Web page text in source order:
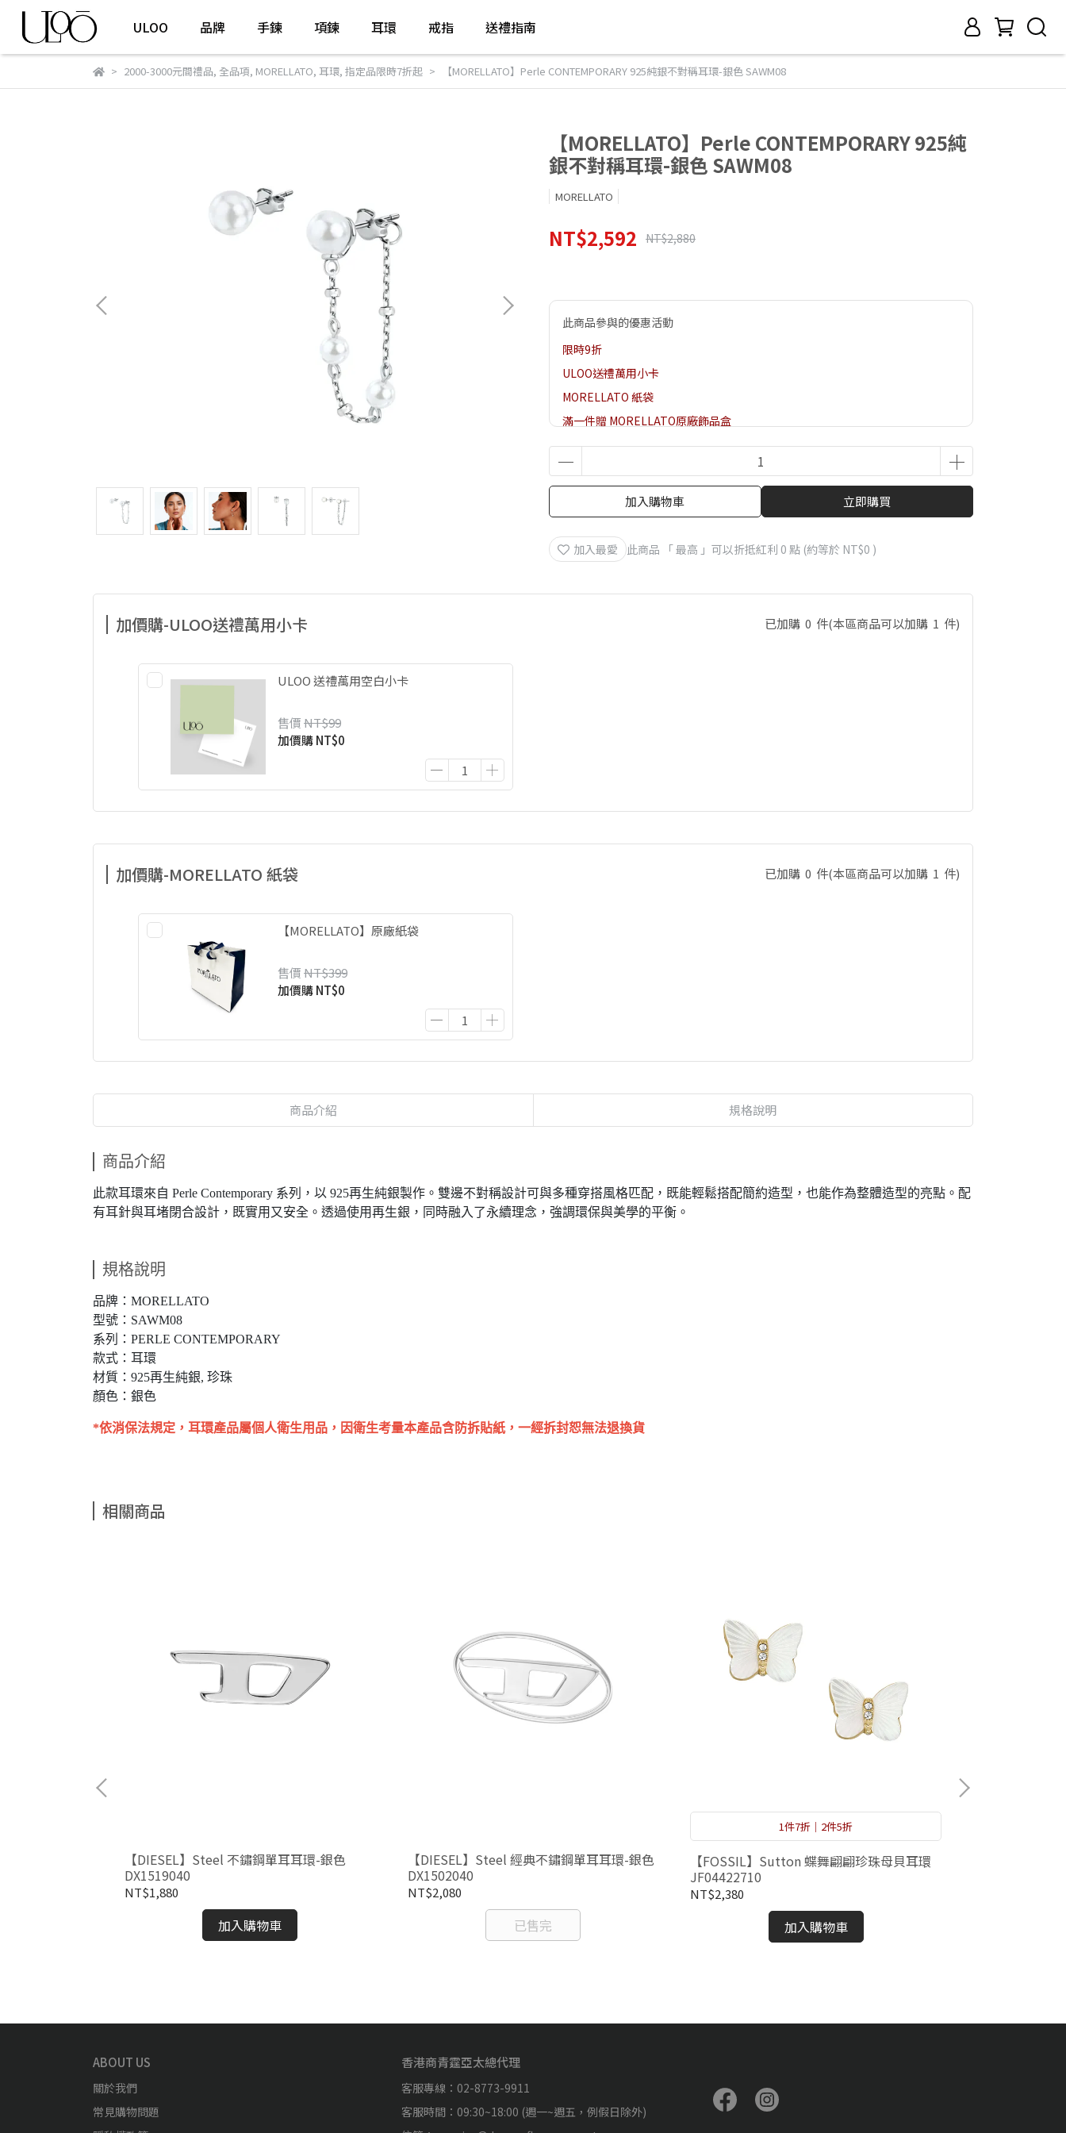
ULOO 品牌 手鍊 項鍊 耳環 戒指 送禮指南
2000-3000元間禮品, 全品項, MORELLATO, 耳環, 指定品限時7折起 【MORELLATO】Perle CONTEMPORARY 925純銀不對稱耳環-銀色 SAWM08
【MORELLATO】Perle CONTEMPORARY 925純
銀不對稱耳環-銀色 SAWM08
MORELLATO
NT$2,592 NT$2,880
此商品參與的優惠活動
限時9折
ULOO送禮萬用小卡
MORELLATO 紙袋
滿一件贈 MORELLATO原廠飾品盒
加入購物車 立即購買
加入最愛 此商品 「 最高 」可以折抵紅利 0 點 (約等於 NT$0 )
加價購-ULOO送禮萬用小卡 已加購 0 件(本區商品可以加購 1 件)
ULOO 送禮萬用空白小卡
售價NT$99
加價購NT$0
加價購-MORELLATO 紙袋 已加購 0 件(本區商品可以加購 1 件)
【MORELLATO】原廠紙袋
售價NT$399
加價購NT$0
商品介紹 規格說明
商品介紹
此款耳環來自 Perle Contemporary 系列，以 925再生純銀製作。雙邊不對稱設計可與多種穿搭風格匹配，既能輕鬆搭配簡約造型，也能作為整體造型的亮點。配
有耳針與耳堵閉合設計，既實用又安全。透過使用再生銀，同時融入了永續理念，強調環保與美學的平衡。
規格說明
品牌：MORELLATO
型號：SAWM08
系列：PERLE CONTEMPORARY
款式：耳環
材質：925再生純銀, 珍珠
顏色：銀色
*依消保法規定，耳環產品屬個人衛生用品，因衛生考量本產品含防拆貼紙，一經拆封恕無法退換貨
相關商品
【DIESEL】Steel 不鏽鋼單耳耳環-銀色
DX1519040
NT$1,880
加入購物車
【DIESEL】Steel 經典不鏽鋼單耳耳環-銀色
DX1502040
NT$2,080
已售完
1件7折｜2件5折
【FOSSIL】Sutton 蝶舞翩翩珍珠母貝耳環
JF04422710
NT$2,380
加入購物車
ABOUT US
關於我們
常見購物問題
香港商青霆亞太總代理
客服專線：02-8773-9911
客服時間：09:30~18:00 (週一~週五，例假日除外)